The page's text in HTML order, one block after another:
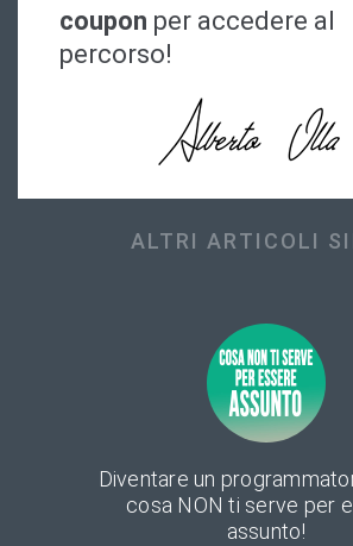
coupon per accedere al
percorso!
ALTRI ARTICOLI
Diventare un
cosa NON ti serve per
assunto!